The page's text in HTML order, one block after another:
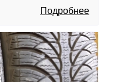
Подробнее